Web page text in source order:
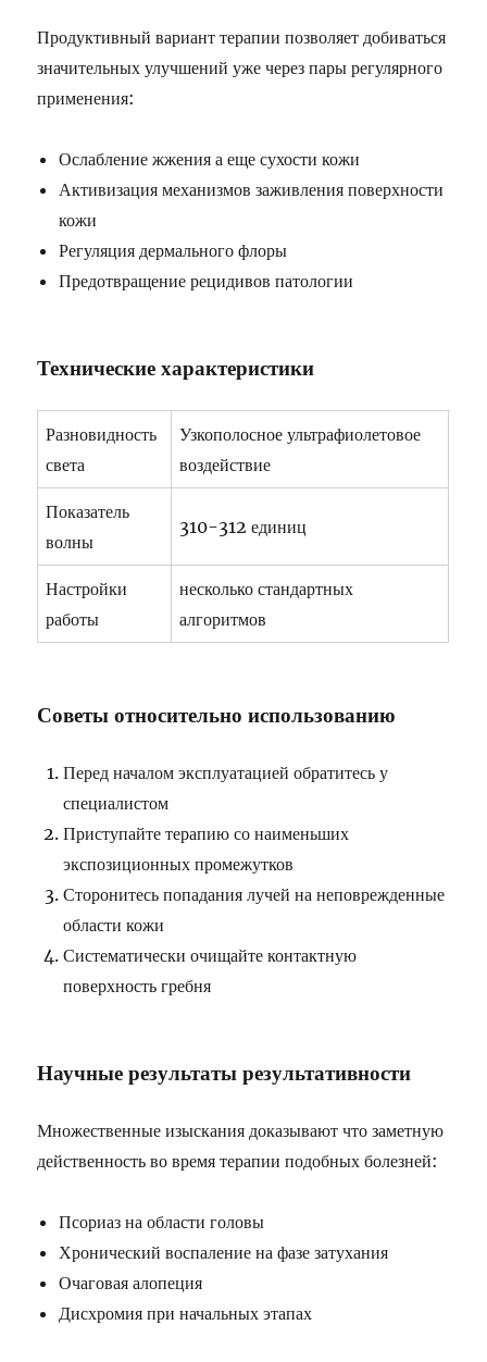
Продуктивный вариант терапии позволяет добиваться
значительных улучшений уже через пары регулярного
применения:
Ослабление жжения а еще сухости кожи
Активизация механизмов заживления поверхности
кожи
Регуляция дермального флоры
Предотвращение рецидивов патологии
Технические характеристики
Разновидность
света
Узкополосное ультрафиолетовое
воздействие
Показатель
волны
310-312 единиц
Настройки
работы
несколько стандартных
алгоритмов
Советы относительно использованию
Перед началом эксплуатацией обратитесь у
специалистом
Приступайте терапию со наименьших
экспозиционных промежутков
Сторонитесь попадания лучей на неповрежденные
области кожи
Систематически очищайте контактную
поверхность гребня
Научные результаты результативности
Множественные изыскания доказывают что заметную
действенность во время терапии подобных болезней:
Псориаз на области головы
Хронический воспаление на фазе затухания
Очаговая алопеция
Дисхромия при начальных этапах